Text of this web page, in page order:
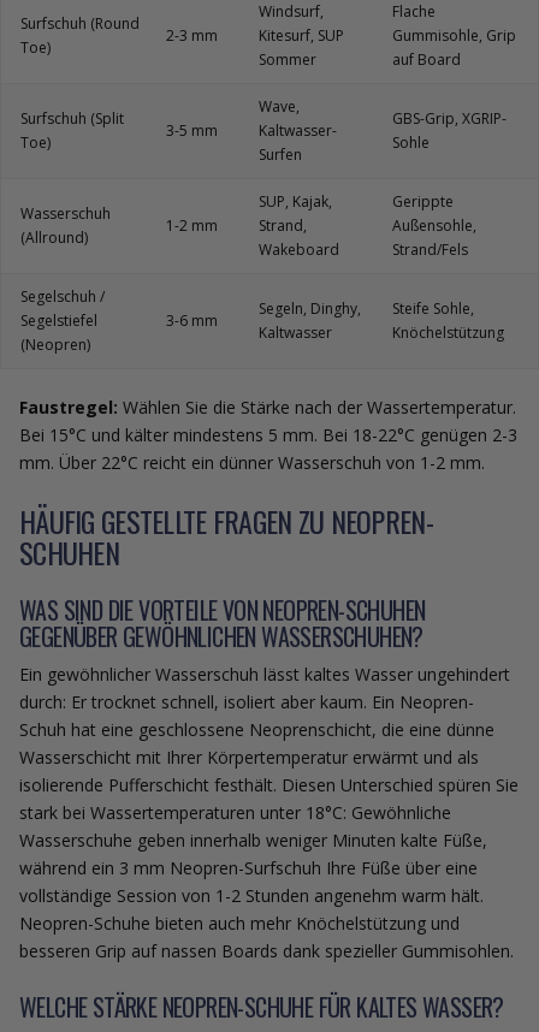
Surfschuh (Round
Toe)
2-3 mm
Windsurf,
Kitesurf, SUP
Sommer
Flache
Gummisohle, Grip
auf Board
Surfschuh (Split
Toe)
3-5 mm
Wave,
Kaltwasser-
Surfen
GBS-Grip, XGRIP-
Sohle
Wasserschuh
(Allround)
1-2 mm
SUP, Kajak,
Strand,
Wakeboard
Gerippte
Außensohle,
Strand/Fels
Segelschuh /
Segelstiefel
(Neopren)
3-6 mm
Segeln, Dinghy,
Kaltwasser
Steife Sohle,
Knöchelstützung
Faustregel: Wählen Sie die Stärke nach der Wassertemperatur.
Bei 15°C und kälter mindestens 5 mm. Bei 18-22°C genügen 2-3
mm. Über 22°C reicht ein dünner Wasserschuh von 1-2 mm.
HÄUFIG GESTELLTE FRAGEN ZU NEOPREN-
SCHUHEN
WAS SIND DIE VORTEILE VON NEOPREN-SCHUHEN
GEGENÜBER GEWÖHNLICHEN WASSERSCHUHEN?
Ein gewöhnlicher Wasserschuh lässt kaltes Wasser ungehindert
durch: Er trocknet schnell, isoliert aber kaum. Ein Neopren-
Schuh hat eine geschlossene Neoprenschicht, die eine dünne
Wasserschicht mit Ihrer Körpertemperatur erwärmt und als
isolierende Pufferschicht festhält. Diesen Unterschied spüren Sie
stark bei Wassertemperaturen unter 18°C: Gewöhnliche
Wasserschuhe geben innerhalb weniger Minuten kalte Füße,
während ein 3 mm Neopren-Surfschuh Ihre Füße über eine
vollständige Session von 1-2 Stunden angenehm warm hält.
Neopren-Schuhe bieten auch mehr Knöchelstützung und
besseren Grip auf nassen Boards dank spezieller Gummisohlen.
WELCHE STÄRKE NEOPREN-SCHUHE FÜR KALTES WASSER?